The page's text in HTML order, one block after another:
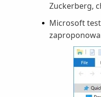
Zuckerberg,
Microsoft